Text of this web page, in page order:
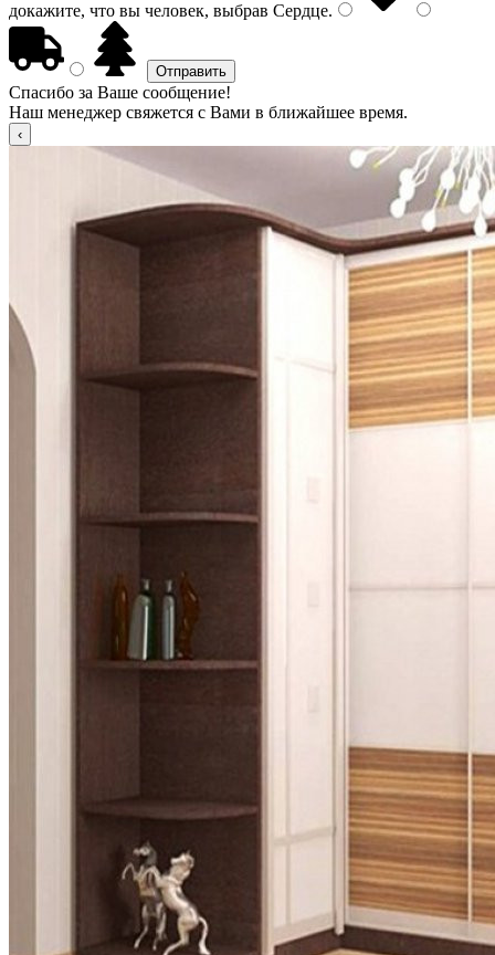
докажите, что вы человек, выбрав Сердце.
Спасибо за Ваше сообщение!
Наш менеджер свяжется с Вами в ближайшее время.